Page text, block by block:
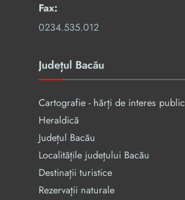
Fax:
0234.535.012
Județul Bacău
Cartografie - hărți de interes public
Heraldică
Județul Bacău
Localitățile județului Bacău
Destinații turistice
Rezervaţii naturale